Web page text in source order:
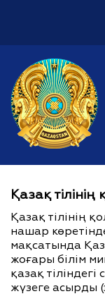
Қазақ
Қазақ тілінің
нашар
мақсатында
жоғары білім
қазақ
жүзеге асырды